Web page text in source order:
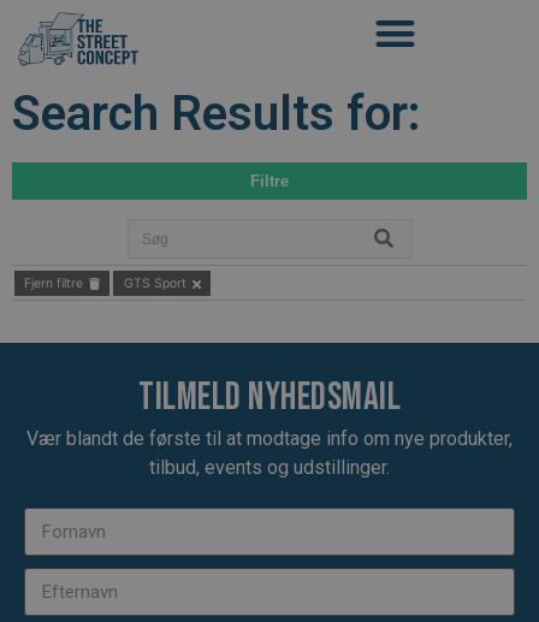
Search Results for:
Filtre
Fjern filtre GTS Sport
Tilmeld nyhedsmail
Vær blandt de første til at modtage info om nye produkter,
tilbud, events og udstillinger.